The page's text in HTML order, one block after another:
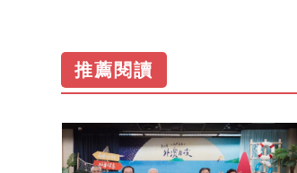
推薦閱讀